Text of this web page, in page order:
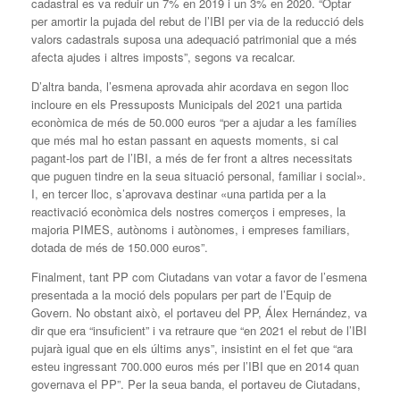
per amortir la pujada del rebut de l’IBI per via de la reducció dels
valors cadastrals suposa una adequació patrimonial que a més
afecta ajudes i altres imposts”, segons va recalcar.
D’altra banda, l’esmena aprovada ahir acordava en segon lloc
incloure en els Pressuposts Municipals del 2021 una partida
econòmica de més de 50.000 euros “per a ajudar a les famílies
que més mal ho estan passant en aquests moments, si cal
pagant-los part de l’IBI, a més de fer front a altres necessitats
que puguen tindre en la seua situació personal, familiar i social».
I, en tercer lloc, s’aprovava destinar «una partida per a la
reactivació econòmica dels nostres comerços i empreses, la
majoria PIMES, autònoms i autònomes, i empreses familiars,
dotada de més de 150.000 euros”.
Finalment, tant PP com Ciutadans van votar a favor de l’esmena
presentada a la moció dels populars per part de l’Equip de
Govern. No obstant això, el portaveu del PP, Álex Hernández, va
dir que era “insuficient” i va retraure que “en 2021 el rebut de l’IBI
pujarà igual que en els últims anys”, insistint en el fet que “ara
esteu ingressant 700.000 euros més per l’IBI que en 2014 quan
governava el PP”. Per la seua banda, el portaveu de Ciutadans,